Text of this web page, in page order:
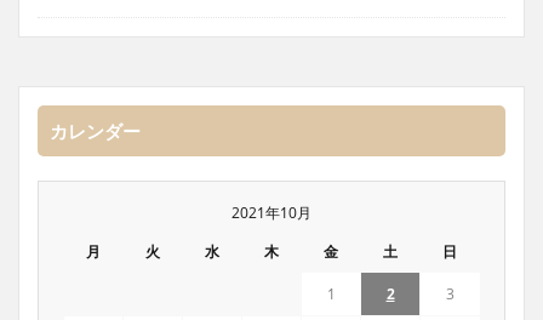
カレンダー
2021年10月
月
火 水 木 金 土 日
1 2 3